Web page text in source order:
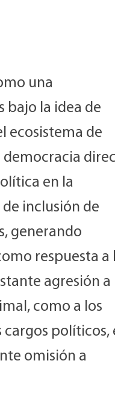
una
bajo la idea de
ecosistema de
en la
inclusión de
generando
respuesta a
agresión a
como a los
políticos,
omisión a